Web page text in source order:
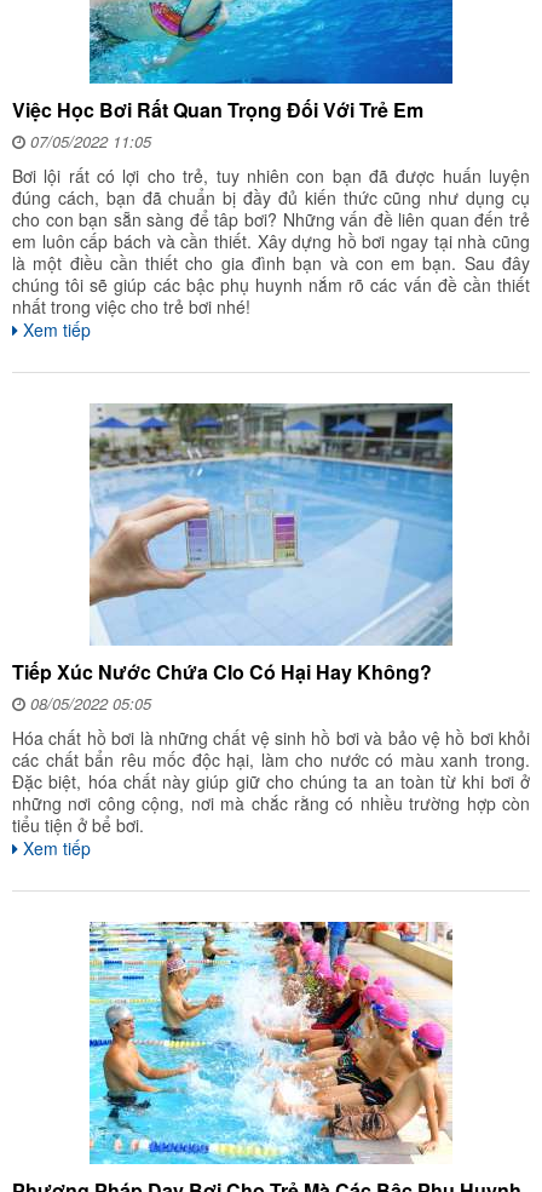
Việc Học Bơi Rất Quan Trọng Đối Với Trẻ Em
07/05/2022 11:05
Bơi lội rất có lợi cho trẻ, tuy nhiên con bạn đã được huấn luyện
đúng cách, bạn đã chuẩn bị đầy đủ kiến thức cũng như dụng cụ
cho con bạn sẵn sàng để tâp bơi? Những vấn đề liên quan đến trẻ
em luôn cấp bách và cần thiết. Xây dựng hồ bơi ngay tại nhà cũng
là một điều cần thiết cho gia đình bạn và con em bạn. Sau đây
chúng tôi sẽ giúp các bậc phụ huynh nắm rõ các vấn đề cần thiết
nhất trong việc cho trẻ bơi nhé!
Xem tiếp
Tiếp Xúc Nước Chứa Clo Có Hại Hay Không?
08/05/2022 05:05
Hóa chất hồ bơi là những chất vệ sinh hồ bơi và bảo vệ hồ bơi khỏi
các chất bẩn rêu mốc độc hại, làm cho nước có màu xanh trong.
Đặc biệt, hóa chất này giúp giữ cho chúng ta an toàn từ khi bơi ở
những nơi công cộng, nơi mà chắc rằng có nhiều trường hợp còn
tiểu tiện ở bể bơi.
Xem tiếp